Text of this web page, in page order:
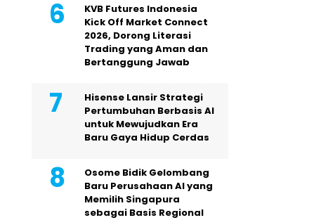
KVB Futures Indonesia
Kick Off Market Connect
2026, Dorong Literasi
Trading yang Aman dan
Bertanggung Jawab
Hisense Lansir Strategi
Pertumbuhan Berbasis AI
untuk Mewujudkan Era
Baru Gaya Hidup Cerdas
Osome Bidik Gelombang
Baru Perusahaan AI yang
Memilih Singapura
sebagai Basis Regional